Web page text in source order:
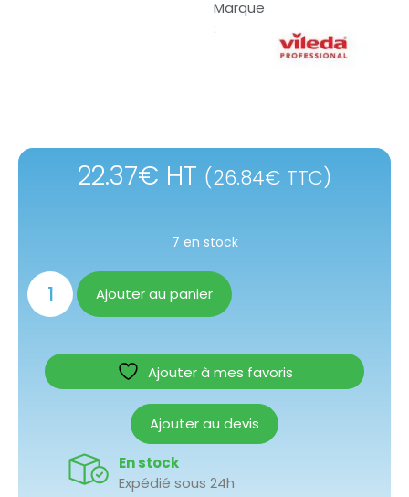
22.37€ HT (26.84€ TTC)
7 en stock
Ajouter au panier
Ajouter à mes favoris
Ajouter au devis
En stock
Expédié sous 24h